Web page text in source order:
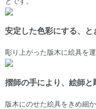
安定した色彩にする、と
彫り上がった版木に絵具を運
摺師の手により、絵師
版木にのせた絵具をきめ細